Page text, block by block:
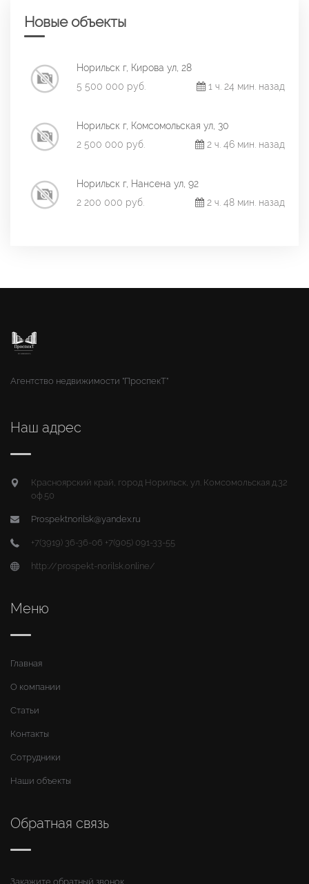
Новые объекты
Норильск г, Кирова ул, 28
5 500 000 руб.
1 ч. 24 мин. назад
Норильск г, Комсомольская ул, 30
2 500 000 руб.
2 ч. 46 мин. назад
Норильск г, Нансена ул, 92
2 200 000 руб.
2 ч. 48 мин. назад
Агентство недвижимости "ПроспекТ"
Наш адрес
Красноярский край, город Норильск, ул. Комсомольская д.32
оф.50
Prospektnorilsk@yandex.ru
+7(3919) 36-36-06 +7(905) 091-33-55
http://prospekt-norilsk.online/
Меню
Главная
О компании
Статьи
Контакты
Сотрудники
Наши объекты
Обратная связь
Закажите обратный звонок